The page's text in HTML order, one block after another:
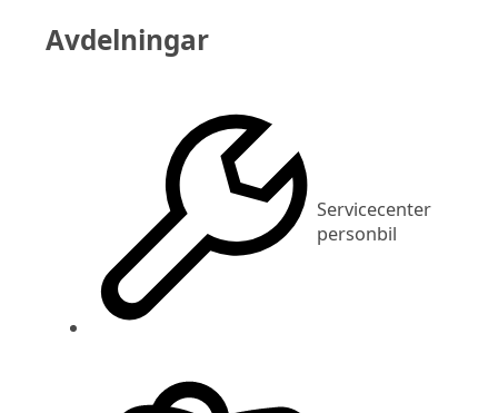
Avdelningar
Servicecenter
personbil